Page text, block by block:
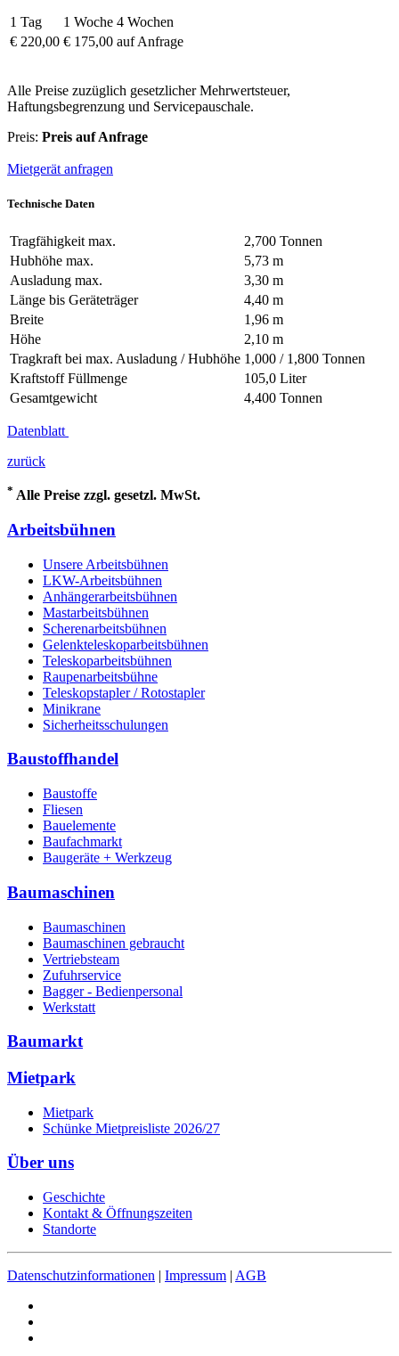
1 Tag 1 Woche 4 Wochen
€ 220,00 € 175,00 auf Anfrage
Alle Preise zuzüglich gesetzlicher Mehrwertsteuer,
Haftungsbegrenzung und Servicepauschale.
Preis: Preis auf Anfrage
Mietgerät anfragen
Technische Daten
Tragfähigkeit max.
2,700 Tonnen
Hubhöhe max.
5,73 m
Ausladung max.
3,30 m
Länge bis Geräteträger
4,40 m
Breite
1,96 m
Höhe
2,10 m
Tragkraft bei max. Ausladung / Hubhöhe 1,000 / 1,800 Tonnen
Kraftstoff Füllmenge
105,0 Liter
Gesamtgewicht
4,400 Tonnen
Datenblatt
zurück
* Alle Preise zzgl. gesetzl. MwSt.
Arbeitsbühnen
Unsere Arbeitsbühnen
LKW-Arbeitsbühnen
Anhängerarbeitsbühnen
Mastarbeitsbühnen
Scherenarbeitsbühnen
Gelenkteleskoparbeitsbühnen
Teleskoparbeitsbühnen
Raupenarbeitsbühne
Teleskopstapler / Rotostapler
Minikrane
Sicherheitsschulungen
Baustoffhandel
Baustoffe
Fliesen
Bauelemente
Baufachmarkt
Baugeräte + Werkzeug
Baumaschinen
Baumaschinen
Baumaschinen gebraucht
Vertriebsteam
Zufuhrservice
Bagger - Bedienpersonal
Werkstatt
Baumarkt
Mietpark
Mietpark
Schünke Mietpreisliste 2026/27
Über uns
Geschichte
Kontakt & Öffnungszeiten
Standorte
Datenschutzinformationen | Impressum | AGB